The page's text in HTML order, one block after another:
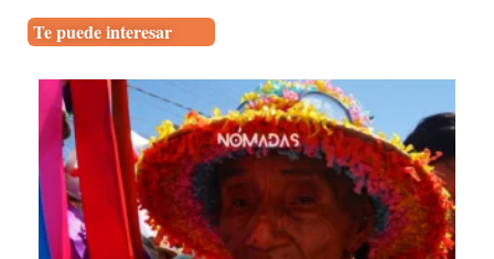
Te puede interesar